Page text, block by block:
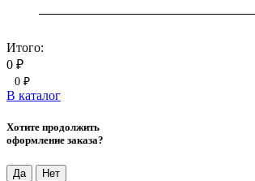
Итого:
0 ₽
0 ₽
В каталог
Хотите продолжить
оформление заказа?
Да Нет